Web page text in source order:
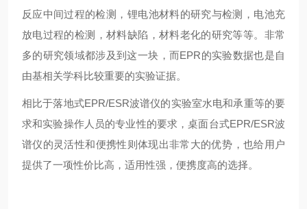
反应中间过程的检测，锂电池材料的研究与检测，电池充
放电过程的检测，材料缺陷，材料老化的研究等等。非常
多的研究领域都涉及到这一块，而EPR的实验数据也是自
由基相关学科比较重要的实验证据。
相比于落地式EPR/ESR波谱仪的实验室水电和承重等的要
求和实验操作人员的专业性的要求，桌面台式EPR/ESR波
谱仪的灵活性和便携性则体现出非常大的优势，也给用户
提供了一项性价比高，适用性强，便携度高的选择。